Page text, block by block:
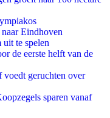
Eindhoven
te spelen
de eerste helft van de
voedt geruchten over
sparen vanaf